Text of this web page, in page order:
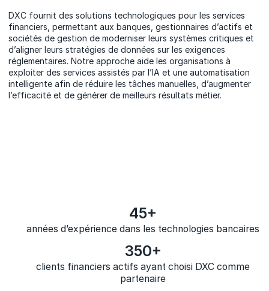
DXC fournit des solutions technologiques pour les services
financiers, permettant aux banques, gestionnaires d’actifs et
sociétés de gestion de moderniser leurs systèmes critiques et
d’aligner leurs stratégies de données sur les exigences
réglementaires. Notre approche aide les organisations à
exploiter des services assistés par l’IA et une automatisation
intelligente afin de réduire les tâches manuelles, d’augmenter
l’efficacité et de générer de meilleurs résultats métier.
45+
années d’expérience dans les technologies bancaires
350+
clients financiers actifs ayant choisi DXC comme
partenaire